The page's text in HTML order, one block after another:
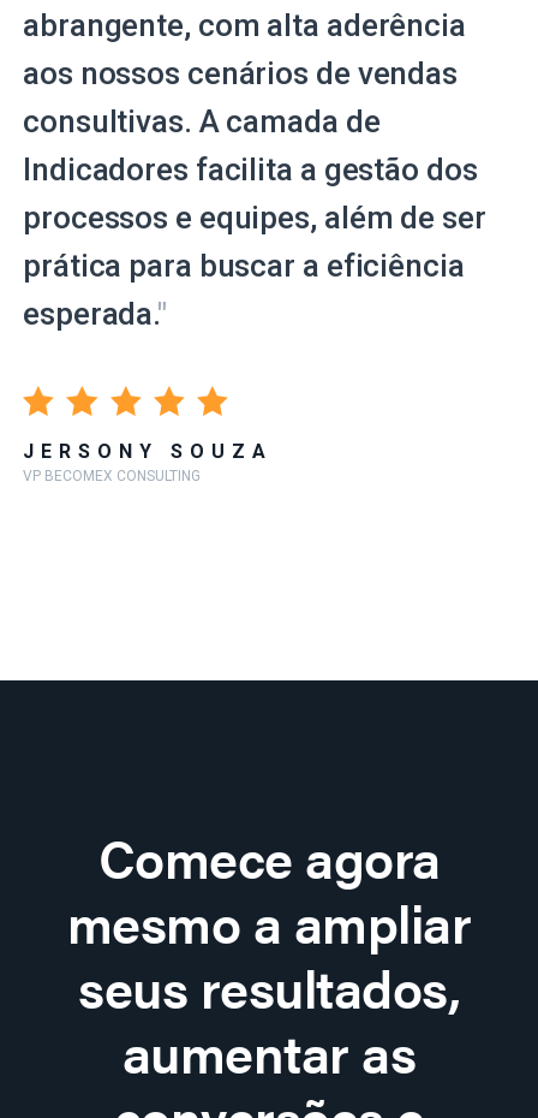
abrangente, com alta aderência
aos nossos cenários de vendas
consultivas. A camada de
Indicadores facilita a gestão dos
processos e equipes, além de ser
prática para buscar a eficiência
esperada."
JERSONY SOUZA
VP BECOMEX CONSULTING
Comece agora
mesmo a ampliar
seus resultados,
aumentar as